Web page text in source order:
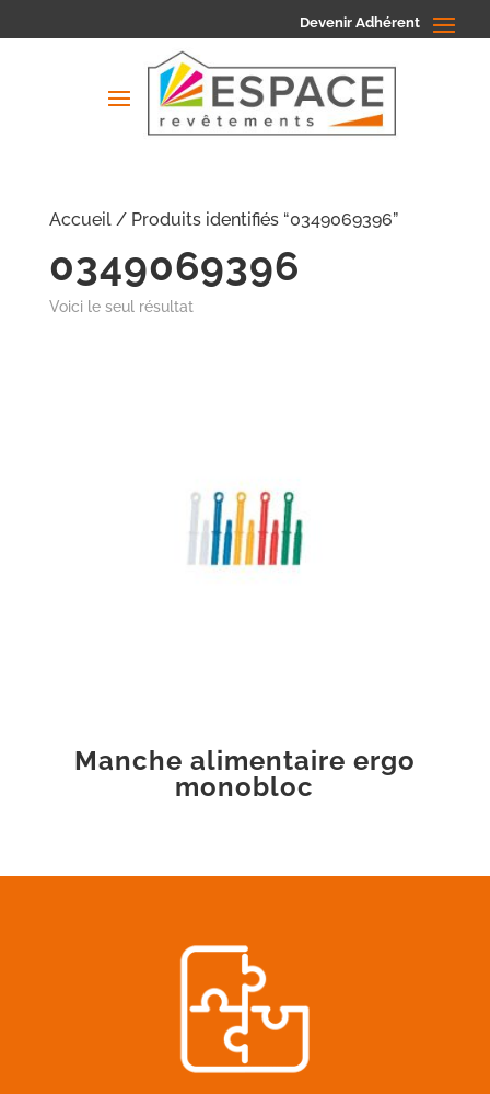
Devenir Adhérent
Accueil/ Produits identifiés “0349069396”
0349069396
Voici le seul résultat
Manche alimentaire ergo
monobloc